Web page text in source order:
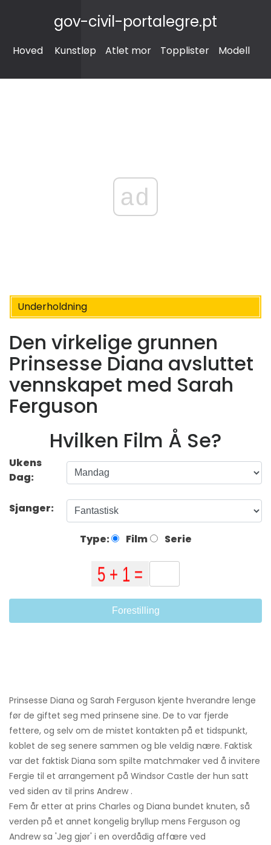
gov-civil-portalegre.pt
Hoved Kunstløp Atlet mor Topplister Modell
ad
Underholdning
Den virkelige grunnen
Prinsesse Diana avsluttet
vennskapet med Sarah
Ferguson
Hvilken Film Å Se?
Ukens
Dag:
Sjanger:
Type: Film Serie
Forestilling
Prinsesse Diana og Sarah Ferguson kjente hverandre lenge
før de giftet seg med prinsene sine. De to var fjerde
fettere, og selv om de mistet kontakten på et tidspunkt,
koblet de seg senere sammen og ble veldig nære. Faktisk
var det faktisk Diana som spilte matchmaker ved å invitere
Fergie til et arrangement på Windsor Castle der hun satt
ved siden av til prins Andrew .
Fem år etter at prins Charles og Diana bundet knuten, så
verden på et annet kongelig bryllup mens Ferguson og
Andrew sa 'Jeg gjør' i en overdådig affære ved